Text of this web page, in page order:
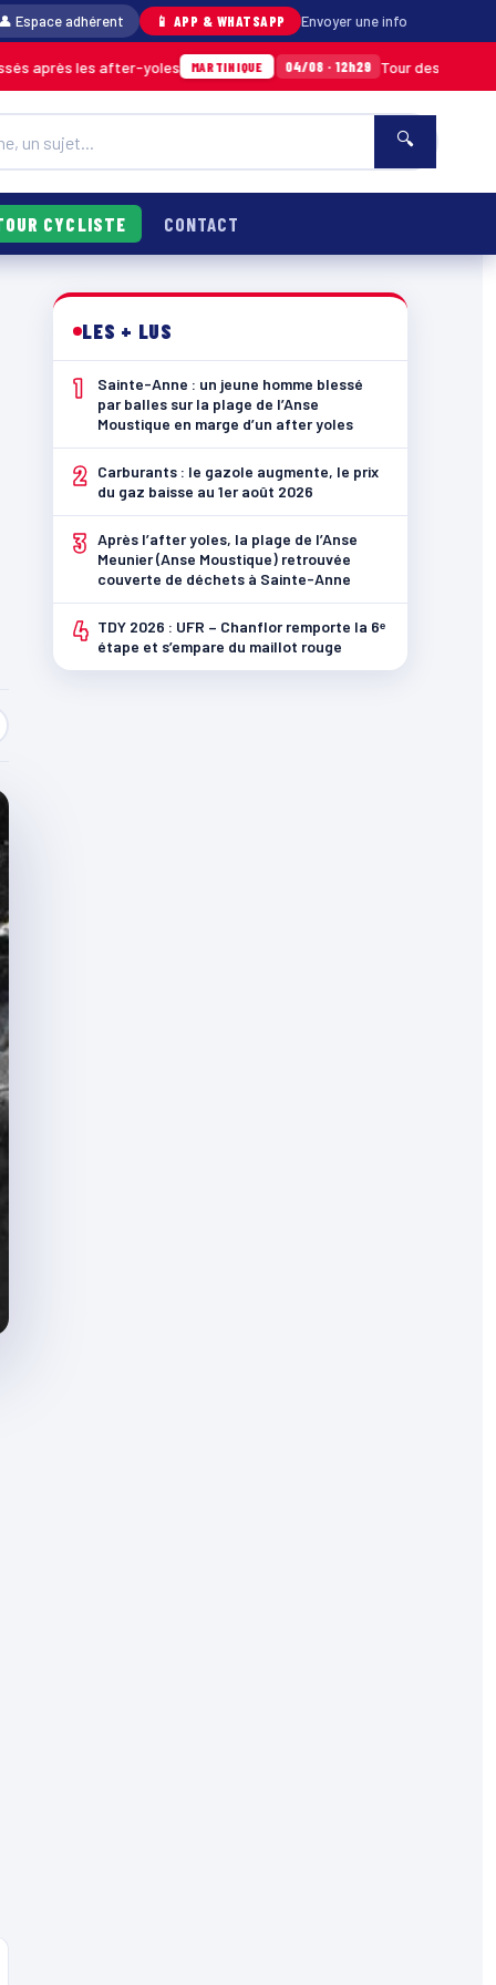
👤 Espace adhérent 📱 APP & WHATSAPP Envoyer une info
after-yoles MARTINIQUE 04/08 · 12h29 Tour des Yoles et Mercury
🔍
CYCLISTE CONTACT
LES + LUS
1
Sainte-Anne : un jeune homme blessé
par balles sur la plage de l’Anse
Moustique en marge d’un after yoles
2
Carburants : le gazole augmente, le prix
du gaz baisse au 1er août 2026
3 Après l’after yoles, la plage de l’Anse
Meunier (Anse Moustique) retrouvée
couverte de déchets à Sainte-Anne
4 TDY 2026 : UFR – Chanflor remporte la 6ᵉ
étape et s’empare du maillot rouge